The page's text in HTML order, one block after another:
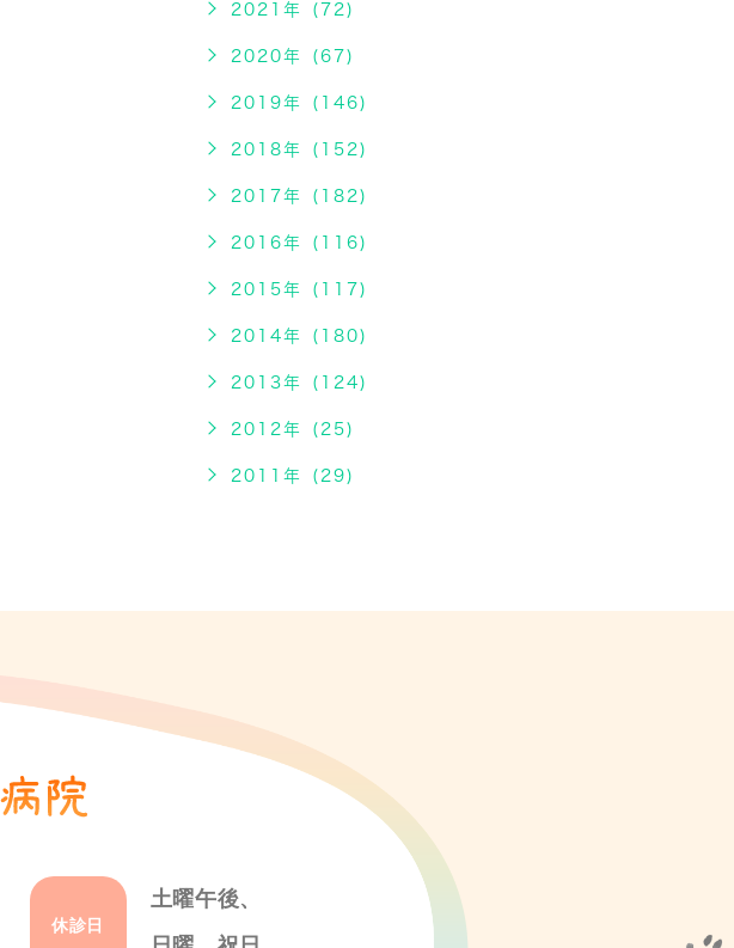
2021年 (72)
2020年 (67)
2019年 (146)
2018年 (152)
2017年 (182)
2016年 (116)
2015年 (117)
2014年 (180)
2013年 (124)
2012年 (25)
2011年 (29)
休診日
土曜午後、